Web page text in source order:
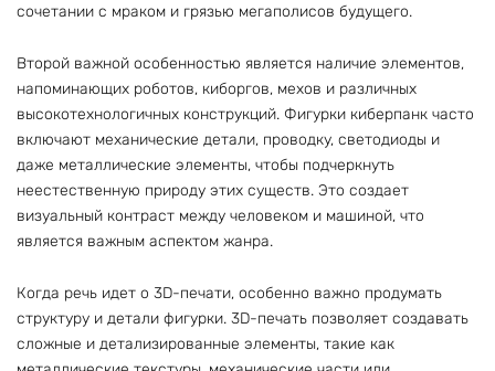
сочетании с мраком и грязью мегаполисов будущего.
Второй важной особенностью является наличие элементов,
напоминающих роботов, киборгов, мехов и различных
высокотехнологичных конструкций. Фигурки киберпанк часто
включают механические детали, проводку, светодиоды и
даже металлические элементы, чтобы подчеркнуть
неестественную природу этих существ. Это создает
визуальный контраст между человеком и машиной, что
является важным аспектом жанра.
Когда речь идет о 3D-печати, особенно важно продумать
структуру и детали фигурки. 3D-печать позволяет создавать
сложные и детализированные элементы, такие как